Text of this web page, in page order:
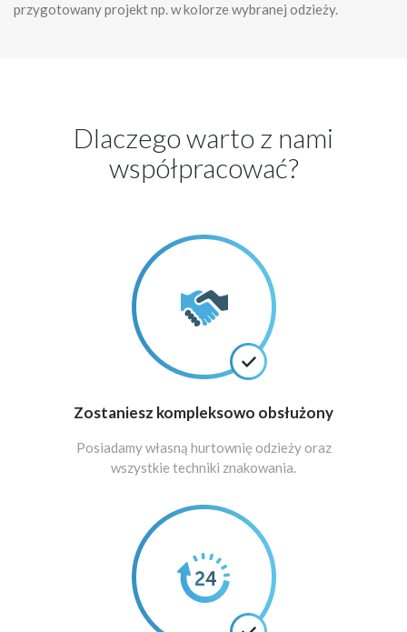
przygotowany projekt np. w kolorze wybranej odzieży.
Dlaczego warto z nami
współpracować?
Zostaniesz kompleksowo obsłużony
Posiadamy własną hurtownię odzieży oraz
wszystkie techniki znakowania.